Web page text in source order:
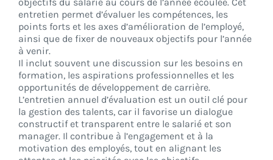
CONNEXION
entretien permet d’évaluer les compétences, les
points forts et les axes d’amélioration de l’employé,
ainsi que de fixer de nouveaux objectifs pour l’année
à venir.
Il inclut souvent une discussion sur les besoins en
formation, les aspirations professionnelles et les
opportunités de développement de carrière.
L’entretien annuel d’évaluation est un outil clé pour
la gestion des talents, car il favorise un dialogue
constructif et transparent entre le salarié et son
manager. Il contribue à l’engagement et à la
motivation des employés, tout en alignant les